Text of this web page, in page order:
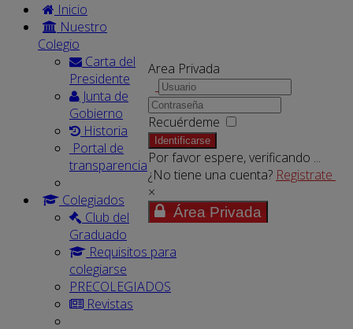
Area Privada
Recuérdeme
Identificarse
Por favor espere, verificando ...
¿No tiene una cuenta? Registrate
×
Área Privada
Inicio
Nuestro
Colegio
Carta del
Presidente
Junta de
Gobierno
Historia
Portal de
transparencia
Colegiados
Club del
Graduado
Requisitos para
colegiarse
PRECOLEGIADOS
Revistas